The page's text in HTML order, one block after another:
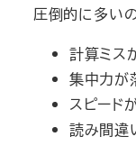
圧倒的に多い
計算ミス
集中力が
スピード
読み間違